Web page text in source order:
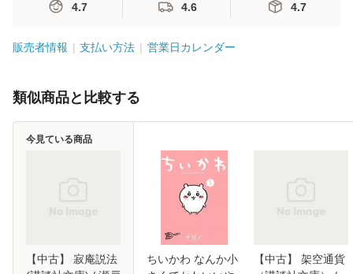
4.7 4.6 4.7
販売者情報 支払い方法 営業日カレンダー
類似商品と比較する
【中古】 寂庵説法
今見ている商品
ちいかわ なんか小
【中古】 架空通貨